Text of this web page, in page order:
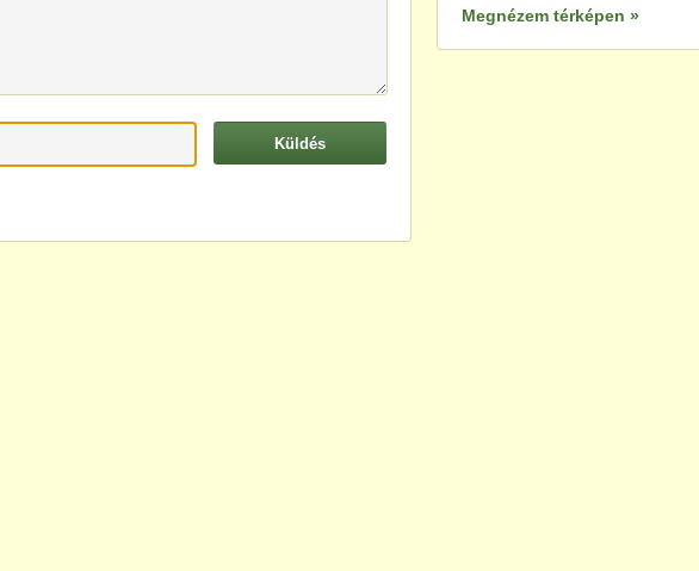
Megnézem térképen »